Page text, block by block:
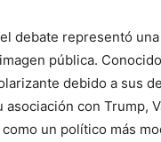
el debate representó
pública.
debido a sus
asociación con Trump,
un político más